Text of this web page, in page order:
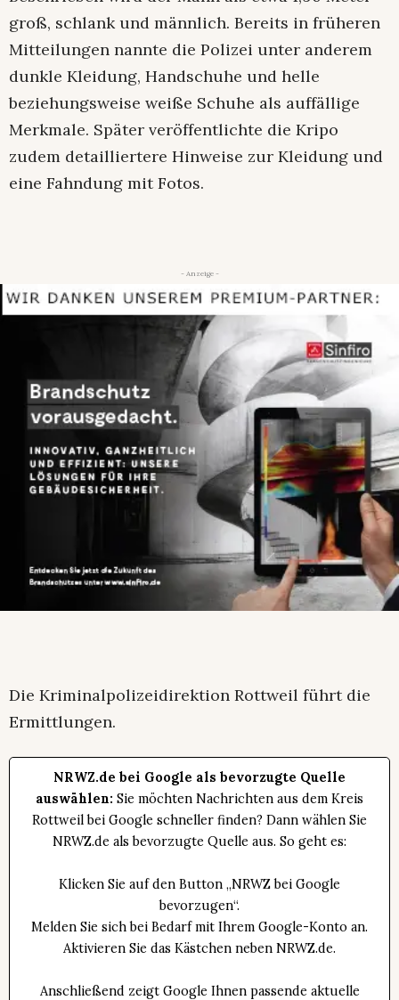
groß, schlank und männlich. Bereits in früheren
Mitteilungen nannte die Polizei unter anderem
dunkle Kleidung, Handschuhe und helle
beziehungsweise weiße Schuhe als auffällige
Merkmale. Später veröffentlichte die Kripo
zudem detailliertere Hinweise zur Kleidung und
eine Fahndung mit Fotos.
- Anzeige -
Die Kriminalpolizeidirektion Rottweil führt die
Ermittlungen.
NRWZ.de bei Google als bevorzugte Quelle
auswählen: Sie möchten Nachrichten aus dem Kreis
Rottweil bei Google schneller finden? Dann wählen Sie
NRWZ.de als bevorzugte Quelle aus. So geht es:
Klicken Sie auf den Button „NRWZ bei Google
bevorzugen“.
Melden Sie sich bei Bedarf mit Ihrem Google-Konto an.
Aktivieren Sie das Kästchen neben NRWZ.de.
Anschließend zeigt Google Ihnen passende aktuelle